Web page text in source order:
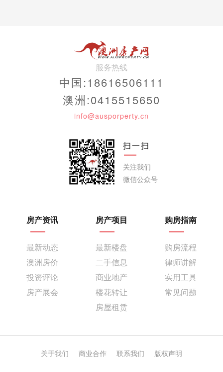
服务热线
中国:18616506111
澳洲:0415515650
info@ausporperty.cn
扫一扫
关注我们
微信公众号
房产资讯
最新动态
澳洲房价
投资评论
房产展会
房产项目
最新楼盘
二手信息
商业地产
楼花转让
房屋租赁
购房指南
购房流程
律师讲解
实用工具
常见问题
关于我们 商业合作 联系我们 版权声明